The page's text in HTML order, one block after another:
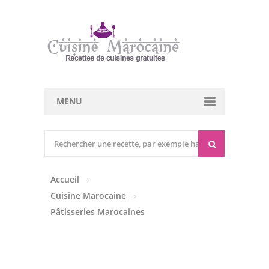
MENU
Entrées Froides
Tajines
Accueil
Cuisine Marocaine
Pâtisseries Marocaines